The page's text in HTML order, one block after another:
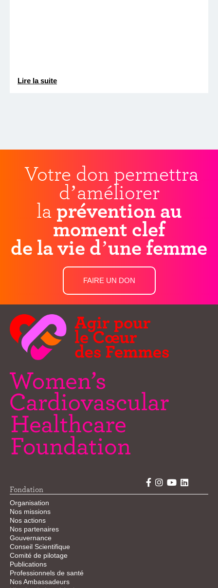
Lire la suite
Votre don permettra
d’améliorer
la prévention au
moment clef
de la vie d’une femme
FAIRE UN DON
Fondation
Organisation
Nos missions
Nos actions
Nos partenaires
Gouvernance
Conseil Scientifique
Comité de pilotage
Publications
Professionnels de santé
Nos Ambassadeurs